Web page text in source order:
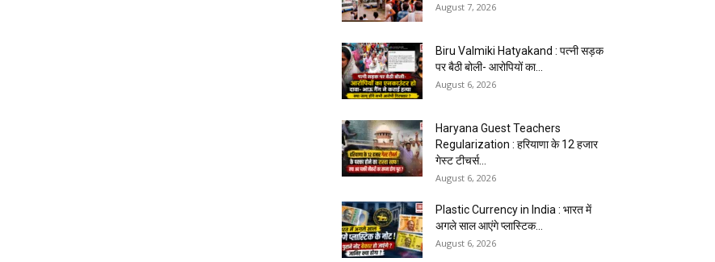
August 7, 2026
Biru Valmiki Hatyakand : पत्नी सड़क
पर बैठी बोली- आरोपियों का...
August 6, 2026
Haryana Guest Teachers
Regularization : हरियाणा के 12 हजार
गेस्ट टीचर्स...
August 6, 2026
Plastic Currency in India : भारत में
अगले साल आएंगे प्लास्टिक...
August 6, 2026